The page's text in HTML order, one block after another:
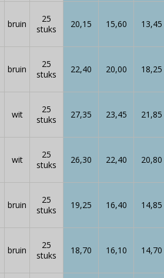
bruin
25
stuks
20,15 15,60 13,45
bruin
25
stuks
22,40 20,00 18,25
wit
25
stuks
27,35 23,45 21,85
wit
25
stuks
26,30 22,40 20,80
bruin
25
stuks
19,25 16,40 14,85
bruin
25
stuks
18,70 16,10 14,70